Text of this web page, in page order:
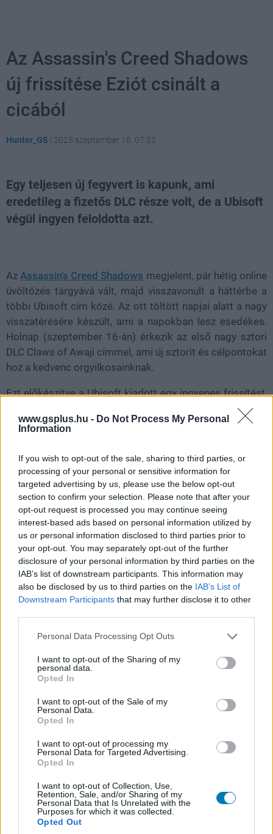
www.gsplus.hu - Do Not Process My Personal
Information
If you wish to opt-out of the sale, sharing to third parties, or
processing of your personal or sensitive information for
targeted advertising by us, please use the below opt-out
section to confirm your selection. Please note that after your
opt-out request is processed you may continue seeing
interest-based ads based on personal information utilized by
us or personal information disclosed to third parties prior to
your opt-out. You may separately opt-out of the further
disclosure of your personal information by third parties on the
IAB’s list of downstream participants. This information may
also be disclosed by us to third parties on the IAB’s List of
Downstream Participants that may further disclose it to other
Please note that this website/app uses one or more Google
not limited to your visit or usage behaviour. You may click to
grant or deny consent to Google and its third-party tags to
use your data for below specified purposes in below Google
consent section.
Personal Data Processing Opt Outs
I want to opt-out of the Sharing of my
personal data.
Opted In
I want to opt-out of the Sale of my
Personal Data.
Opted In
I want to opt-out of processing my
Personal Data for Targeted Advertising.
Opted In
I want to opt-out of Collection, Use,
Retention, Sale, and/or Sharing of my
Personal Data that Is Unrelated with the
Purposes for which it was collected.
Opted Out
Az Assassin's Creed Shadows
új frissítése Eziót csinált a
cicából
Hunter_GS | 2025 szeptember 16. 07:22
Egy teljesen új fegyvert is kapunk, ami
eredetileg a fizetős DLC része volt, de a Ubisoft
végül ingyen feloldotta azt.
AzAssassin's Creed Shadows megjelent, pár hétig online
üvöltözés tárgyává vált, majd visszavonult a háttérbe a
többi Ubisoft cím közé. Az ott töltött napjai alatt a nagy
visszatérésére készült, ami a napokban lesz esedékes.
Holnap (szeptember 16-án) érkezik az első nagy sztori
DLC Claws of Awaji címmel, ami új sztorit és célpontokat
hoz a kedvenc orgyilkosainknak.
Ezt előkészítve a Ubisoft kiadott egy ingyenes frissítést,
az 1.1.1-et, ami több új játékmechanikát és apróbb
tartalmat is hozott magával. A legerősebb újdonság a
elkísérhetjük Junjirót egy Bo mesterhez, aki megtanít
minket a harci bot effektív használatára. Az új fegyver és
a küldetéssor eredetileg a Claws of Awaji része volt, de
végül a Ubisoft úgy döntött, hogy ingyenessé teszi.
A frissítés egyébként három új szintet adott hozzá a
Hideout bővíthetőségéhez, 2 új fejlesztés és 20 új
apróbb módosítás lehetőségével. Ha bizonyos
építményeket felhúztunk, akkor állíthatjuk majd a
napszakot, és fejleszthetjük a Scout képességeket is, így
a térkép eltakart részein a kiscserkészek már a
Assassin's Creed tartalomról lévén szó, nyilván
küldetéseket, és gyűjtjük a prémium valutát, akkor
feloldhatunk új apróságokat, például a jelmezt, ami Eziót